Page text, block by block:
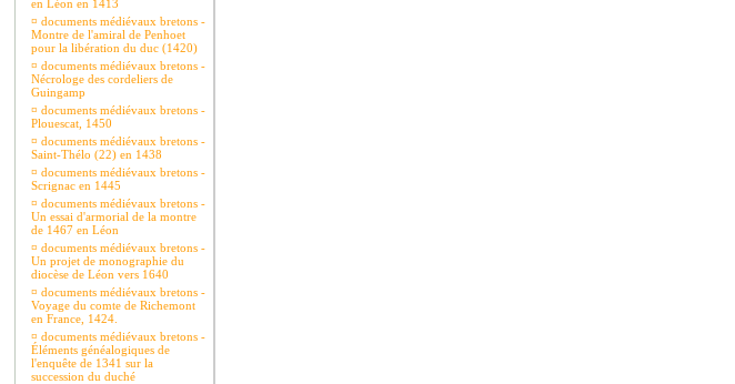
en Léon en 1413
¤ documents médiévaux bretons -
Montre de l'amiral de Penhoet
pour la libération du duc (1420)
¤ documents médiévaux bretons -
Nécrologe des cordeliers de
Guingamp
¤ documents médiévaux bretons -
Plouescat, 1450
¤ documents médiévaux bretons -
Saint-Thélo (22) en 1438
¤ documents médiévaux bretons -
Scrignac en 1445
¤ documents médiévaux bretons -
Un essai d'armorial de la montre
de 1467 en Léon
¤ documents médiévaux bretons -
Un projet de monographie du
diocèse de Léon vers 1640
¤ documents médiévaux bretons -
Voyage du comte de Richemont
en France, 1424.
¤ documents médiévaux bretons -
Éléments généalogiques de
l'enquête de 1341 sur la
succession du duché